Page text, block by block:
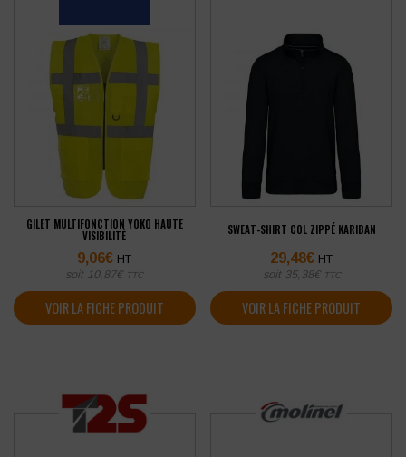
GILET MULTIFONCTION YOKO HAUTE
VISIBILITÉ
9,06€ HT
soit 10,87€ TTC
VOIR LA FICHE PRODUIT
SWEAT-SHIRT COL ZIPPÉ KARIBAN
29,48€ HT
soit 35,38€ TTC
VOIR LA FICHE PRODUIT